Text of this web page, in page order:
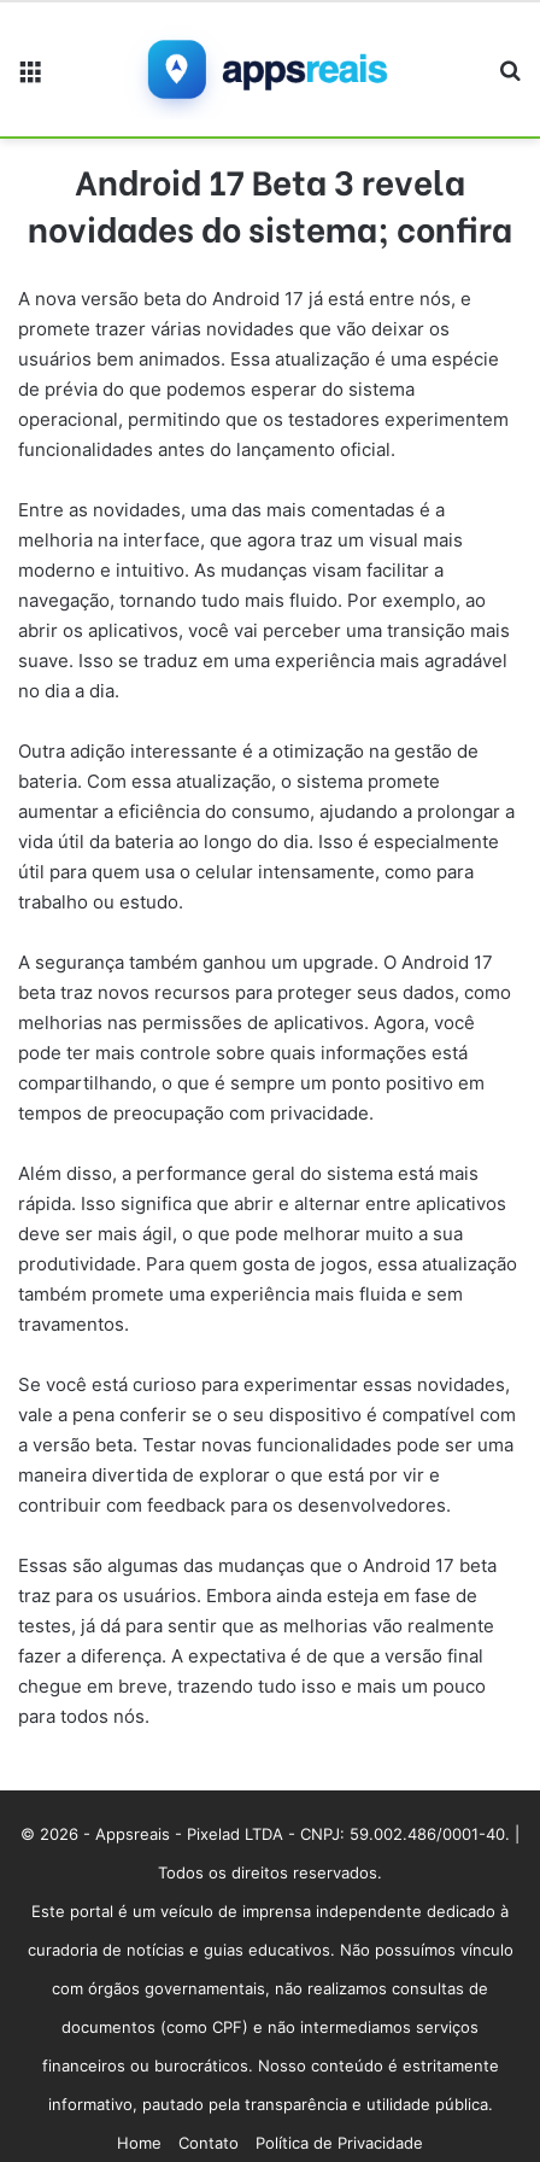
Android 17 Beta 3 revela
novidades do sistema; confira
A nova versão beta do Android 17 já está entre nós, e
promete trazer várias novidades que vão deixar os
usuários bem animados. Essa atualização é uma espécie
de prévia do que podemos esperar do sistema
operacional, permitindo que os testadores experimentem
funcionalidades antes do lançamento oficial.
Entre as novidades, uma das mais comentadas é a
melhoria na interface, que agora traz um visual mais
moderno e intuitivo. As mudanças visam facilitar a
navegação, tornando tudo mais fluido. Por exemplo, ao
abrir os aplicativos, você vai perceber uma transição mais
suave. Isso se traduz em uma experiência mais agradável
no dia a dia.
Outra adição interessante é a otimização na gestão de
bateria. Com essa atualização, o sistema promete
aumentar a eficiência do consumo, ajudando a prolongar a
vida útil da bateria ao longo do dia. Isso é especialmente
útil para quem usa o celular intensamente, como para
trabalho ou estudo.
A segurança também ganhou um upgrade. O Android 17
beta traz novos recursos para proteger seus dados, como
melhorias nas permissões de aplicativos. Agora, você
pode ter mais controle sobre quais informações está
compartilhando, o que é sempre um ponto positivo em
tempos de preocupação com privacidade.
Além disso, a performance geral do sistema está mais
rápida. Isso significa que abrir e alternar entre aplicativos
deve ser mais ágil, o que pode melhorar muito a sua
produtividade. Para quem gosta de jogos, essa atualização
também promete uma experiência mais fluida e sem
travamentos.
Se você está curioso para experimentar essas novidades,
vale a pena conferir se o seu dispositivo é compatível com
a versão beta. Testar novas funcionalidades pode ser uma
maneira divertida de explorar o que está por vir e
contribuir com feedback para os desenvolvedores.
Essas são algumas das mudanças que o Android 17 beta
traz para os usuários. Embora ainda esteja em fase de
testes, já dá para sentir que as melhorias vão realmente
fazer a diferença. A expectativa é de que a versão final
chegue em breve, trazendo tudo isso e mais um pouco
para todos nós.
© 2026 - Appsreais - Pixelad LTDA - CNPJ: 59.002.486/0001-40. |
Todos os direitos reservados.
Este portal é um veículo de imprensa independente dedicado à
curadoria de notícias e guias educativos. Não possuímos vínculo
com órgãos governamentais, não realizamos consultas de
documentos (como CPF) e não intermediamos serviços
financeiros ou burocráticos. Nosso conteúdo é estritamente
informativo, pautado pela transparência e utilidade pública.
Home
Contato Política de Privacidade